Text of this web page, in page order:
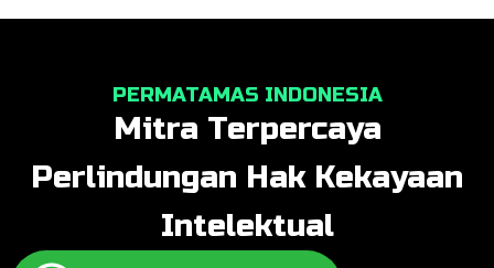
PERMATAMAS INDONESIA
Mitra Terpercaya
Perlindungan Hak Kekayaan
Intelektual